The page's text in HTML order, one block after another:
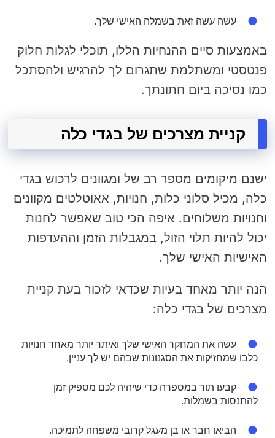
עשה עשה זאת בשמלה האישי שלך.
באמצעות סיים ההנחיות הללו, תוכלי לגלות חלוק
פנטסטי ומשתלמת שתגרום לך להרגיש ולהסתכל
כמו נסיכה ביום חתונתך.
קניית מצרכים של בגדי כלה
ישנם מיקומים מספר רב של ומגוונים לרכוש בגדי
כלה, מכיל סלוני כלות, חנויות, אאוטלטים מקוונים
וחנויות משלוחים. איפה הכי טוב שאפשר לחנות
יכול להיות תלוי הזול, במגבלות הזמן וההעדפות
האישיות האישי שלך.
הנה יותר מאחד בעיות שכדאי לזכור בעת קניית
מצרכים של בגדי כלה:
עשה את המחקר האישי שלך ואיתר יותר מאחד חנויות
כלבו שמחזיקות את הסגנונות שבהם יש לך עניין.
קבעו תור במספרה כדי שיהיה לכם מספיק זמן
להתנסות בשמלות.
הביאו חבר או בן מעגל קרובי משפחה לתמיכה.